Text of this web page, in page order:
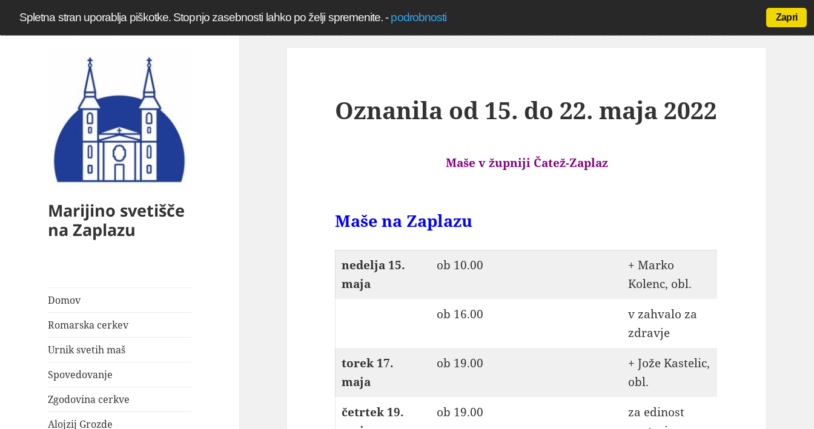
Spletna stran uporablja piškotke. Stopnjo zasebnosti lahko po želji spremenite.-podrobnosti Zapri
Marijino svetišče
na Zaplazu
Domov
Romarska cerkev
Urnik svetih maš
Spovedovanje
Zgodovina cerkve
Alojzij Grozde
Oznanila od 15. do 22. maja 2022
Maše v župniji Čatež-Zaplaz
Maše na Zaplazu
nedelja 15.
maja
ob 10.00
+ Marko
Kolenc, obl.
ob 16.00
v zahvalo za
zdravje
torek 17.
maja
ob 19.00
+ Jože Kastelic,
obl.
četrtek 19.
ob 19.00
za edinost